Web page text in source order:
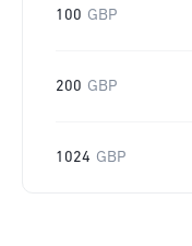
100 GBP
200 GBP
1024 GBP